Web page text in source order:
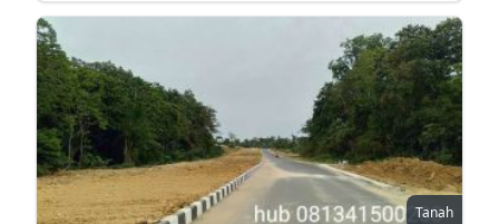
Tanah